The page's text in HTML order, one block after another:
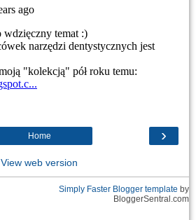
›
Home
View web version
Simply Faster Blogger template by
BloggerSentral.com